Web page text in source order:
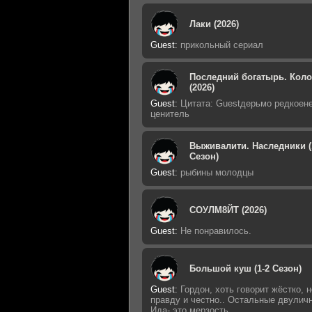
Лаки (2026)
Guest: прикольный сериал
Последний богатырь.
(2026)
Guest: Цитата: Guestдерьмо
ценитель
Выживалити. Наследники
Сезон)
Guest: рыбины молодцы
СОУЛМ8ЙТ (2026)
Guest: Не понравилось.
Большой куш (1-2 Сезон)
Guest: Гордон, хоть говорит жёстко,
правду и честно.. Остальные